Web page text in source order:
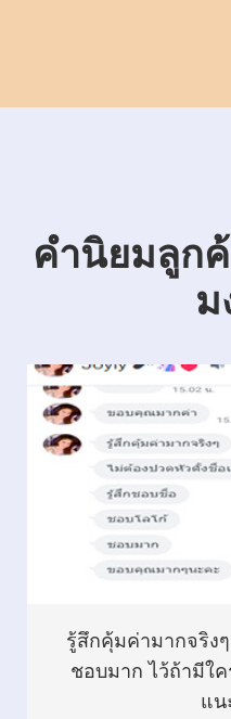
คำนิยมลูก
ม
รู้สึกคุ้มค่ามากจริง
ชอบมาก ไว้ถ้ามีใ
แน